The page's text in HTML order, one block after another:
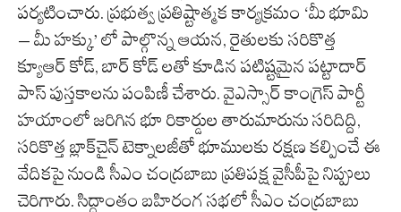
పర్యటించారు. ప్రభుత్వ ప్రతిష్టాత్మక కార్యక్రమం ‘మీ భూమి
– మీ హక్కు’ లో పాల్గొన్న ఆయన, రైతులకు సరికొత్త
క్యూఆర్ కోడ్, బార్ కోడ్ లతో కూడిన పటిష్టమైన పట్టాదార్
పాస్ పుస్తకాలను పంపిణీ చేశారు. వైఎస్సార్ కాంగ్రెస్ పార్టీ
హయాంలో జరిగిన భూ రికార్డుల తారుమారును సరిదిద్ది,
సరికొత్త బ్లాక్‌చైన్ టెక్నాలజీతో భూములకు రక్షణ కల్పించే ఈ
వేదికపై నుండి సీఎం చంద్రబాబు ప్రతిపక్ష వైసీపీపై నిప్పులు
చెరిగారు. సిద్ధాంతం బహిరంగ సభలో సీఎం చంద్రబాబు